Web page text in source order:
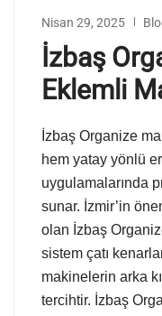
Nisan 29, 2025
İzbaş
Eklemli
İzbaş Organize
hem yatay yönlü
uygulamalarında
sunar. İzmir’in
olan İzbaş
sistem çatı
makinelerin arka
tercihtir. İzbaş